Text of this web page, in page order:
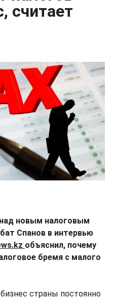
считает
новым налоговым
Спанов в интервью
объяснил, почему
бремя с малого
страны постоянно